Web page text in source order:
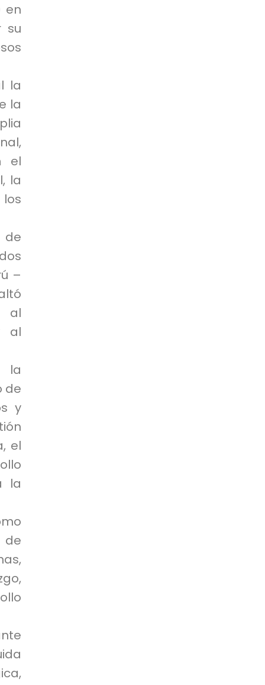
en
su
la
la
el
la
–
al
al
la
de
y
el
la